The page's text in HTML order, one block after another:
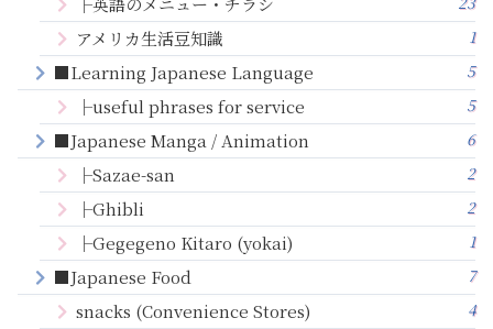
アメリカ生活豆知識 1
■Learning Japanese Language 5
├useful phrases for service 5
■Japanese Manga / Animation 6
├Sazae-san 2
├Ghibli 2
├Gegegeno Kitaro (yokai) 1
■Japanese Food 7
snacks (Convenience Stores) 4